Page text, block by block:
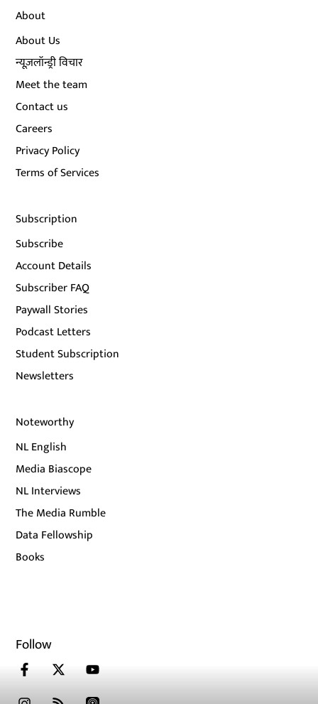
About
About Us
न्यूज़लॉन्ड्री विचार
Meet the team
Contact us
Careers
Privacy Policy
Terms of Services
Subscription
Subscribe
Account Details
Subscriber FAQ
Paywall Stories
Podcast Letters
Student Subscription
Newsletters
Noteworthy
NL English
Media Biascope
NL Interviews
The Media Rumble
Data Fellowship
Books
Follow